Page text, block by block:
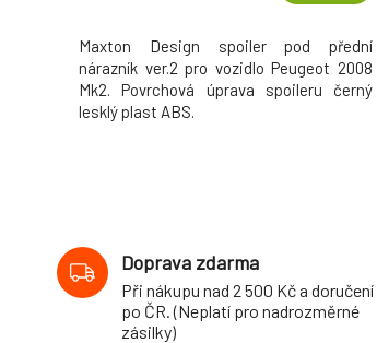
Maxton Design spoiler pod přední
nárazník ver.2 pro vozidlo Peugeot 2008
Mk2. Povrchová úprava spoileru černý
lesklý plast ABS.
Doprava zdarma
Při nákupu nad 2 500 Kč a doručení
po ČR. (Neplatí pro nadrozměrné
zásilky)